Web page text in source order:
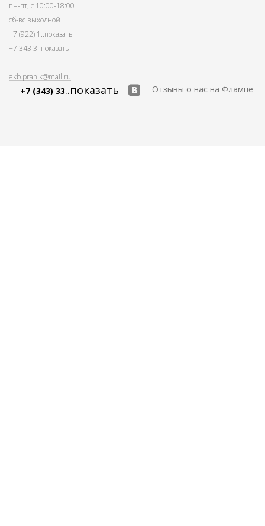
пн-пт, с 10:00-18:00
сб-вс выходной
+7 (922) 1 ..показать
+7 343 3..показать
ekb.pranik@mail.ru
+7 (343) 33..показать Отзывы о нас на Флампе